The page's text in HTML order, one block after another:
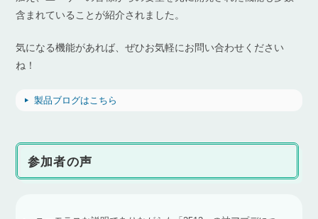
含まれていることが紹介されました。
気になる機能があれば、ぜひお気軽にお問い合わせください
ね！
製品ブログはこちら
参加者の声